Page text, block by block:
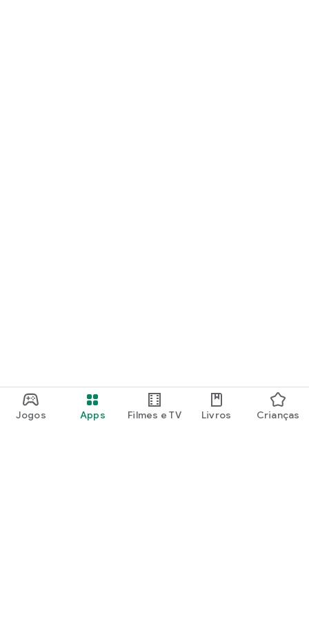
Jogos Apps Filmes e TV Livros Crianças